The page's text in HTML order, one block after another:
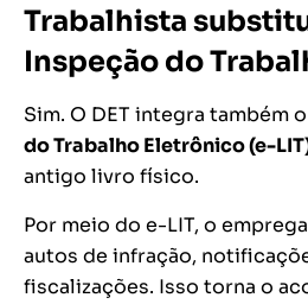
Trabalhista
Inspeção do
Sim. O DET integra também o
do Trabalho Eletrônico (e-
antigo livro físico.
Por meio do e-LIT, o
autos de infração,
fiscalizações. Isso torna o